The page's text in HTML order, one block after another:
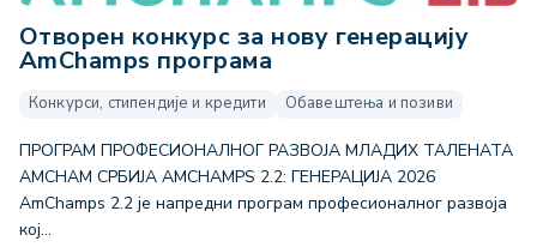
Отворен конкурс за нову генерацију
AmChamps програма
Конкурси, стипендије и кредити Обавештења и позиви
ПРОГРАМ ПРОФЕСИОНАЛНОГ РАЗВОЈА МЛАДИХ ТАЛЕНАТА
AMCHAM СРБИЈА AMCHAMPS 2.2: ГЕНЕРАЦИЈА 2026
AmChamps 2.2 је напредни програм професионалног развоја
кој...